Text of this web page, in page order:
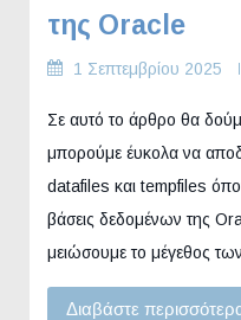
της Oracle
1 Σεπτεμβρίου 2025
Σε αυτό το άρθρο θα
μπορούμε έυκολα να
datafiles και tempfiles
βάσεις δεδομένων της
μειώσουμε το μέγεθος
Διαβάστε